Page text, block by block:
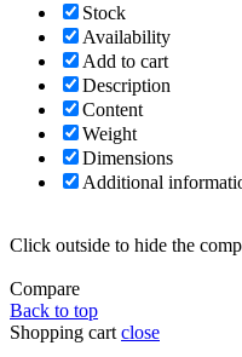
Stock
Availability
Add to cart
Description
Content
Weight
Dimensions
Additional
Click outside to hide the
Compare
Back to top
Shopping cart close